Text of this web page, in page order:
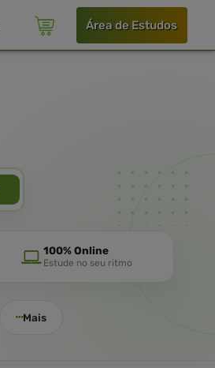
Área de Estudos
100% Online
Estude no seu ritmo
Mais